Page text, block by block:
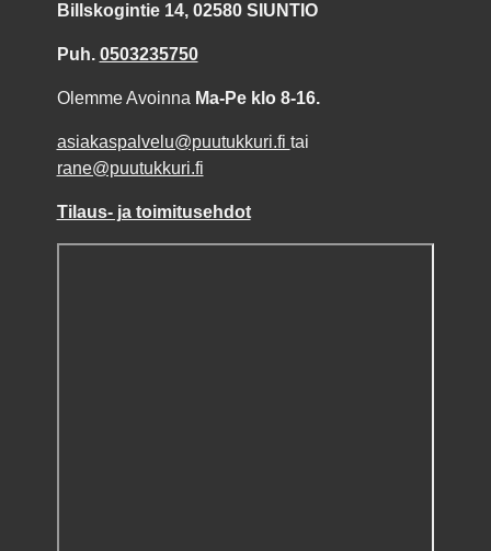
Billskogintie 14, 02580 SIUNTIO
Puh. 0503235750
Olemme Avoinna Ma-Pe klo 8-16.
asiakaspalvelu@puutukkuri.fi tai
rane@puutukkuri.fi
Tilaus- ja toimitusehdot